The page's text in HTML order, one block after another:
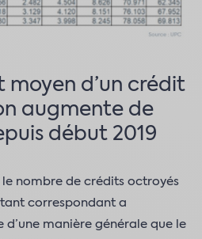
moyen d’un crédit
augmente de
début 2019
nombre de crédits octroyés
correspondant a
manière générale que le